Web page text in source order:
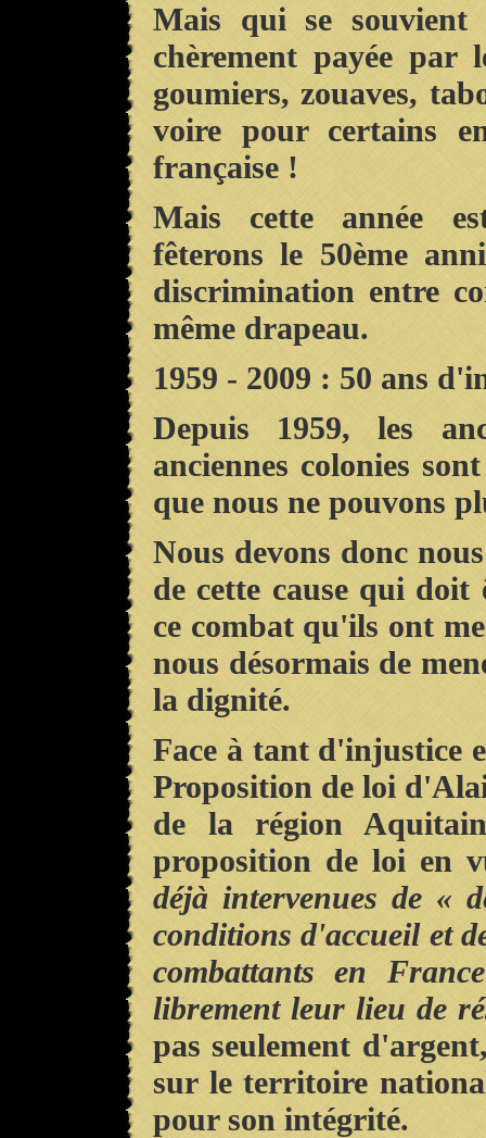
Mais qui se souvient
chèrement payée par
goumiers, zouaves,
voire pour certains
française !
Mais cette année
fêterons le 50ème
discrimination entre
même drapeau.
1959 - 2009 : 50 ans
Depuis 1959, les
anciennes colonies
que nous ne pouvons
Nous devons donc
de cette cause qui doit
ce combat qu'ils ont
nous désormais de
la dignité.
Face à tant d'injustice
Proposition de loi
de la région
proposition de loi en
déjà intervenues de «
conditions d'accueil et
combattants en
librement leur lieu de
pas seulement
sur le territoire
pour son intégrité.